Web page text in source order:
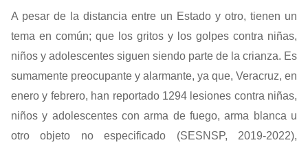
A pesar de la distancia entre un Estado y otro, tienen un
tema en común; que los gritos y los golpes contra niñas,
niños y adolescentes siguen siendo parte de la crianza. Es
sumamente preocupante y alarmante, ya que, Veracruz, en
enero y febrero, han reportado 1294 lesiones contra niñas,
niños y adolescentes con arma de fuego, arma blanca u
otro objeto no especificado (SESNSP, 2019-2022),